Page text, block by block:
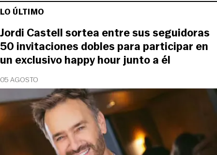
LO ÚLTIMO
05 AGOSTO
Jordi Castell sortea entre sus seguidoras
50 invitaciones dobles para participar en
un exclusivo happy hour junto a él